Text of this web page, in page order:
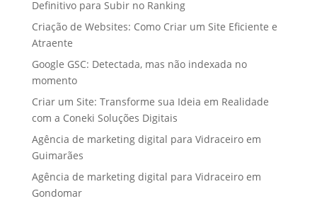
Definitivo para Subir no Ranking
Criação de Websites: Como Criar um Site Eficiente e
Atraente
Google GSC: Detectada, mas não indexada no
momento
Criar um Site: Transforme sua Ideia em Realidade
com a Coneki Soluções Digitais
Agência de marketing digital para Vidraceiro em
Guimarães
Agência de marketing digital para Vidraceiro em
Gondomar